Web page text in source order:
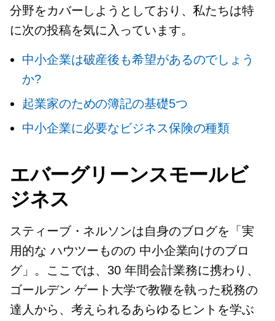
分野をカバーしようとしており、私たちは特
に次の投稿を気に入っています。
中小企業は破産後も希望があるのでしょう
か?
起業家のための簿記の基礎5つ
中小企業に必要なビジネス保険の種類
エバーグリーンスモールビ
ジネス
スティーブ・ネルソンは自身のブログを「実
用的な ハウツーものの 中小企業向けのブロ
グ」。ここでは、30 年間会計業務に携わり、
ゴールデン ゲート大学で教鞭を執った税務の
達人から、考えられるあらゆるヒントを学ぶ